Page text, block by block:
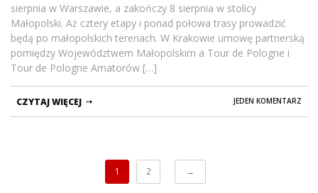
sierpnia w Warszawie, a zakończy 8 sierpnia w stolicy
Małopolski. Aż cztery etapy i ponad połowa trasy prowadzić
będą po małopolskich terenach. W Krakowie umowę partnerską
pomiędzy Województwem Małopolskim a Tour de Pologne i
Tour de Pologne Amatorów […]
JEDEN KOMENTARZ
CZYTAJ WIĘCEJ
1 2 →